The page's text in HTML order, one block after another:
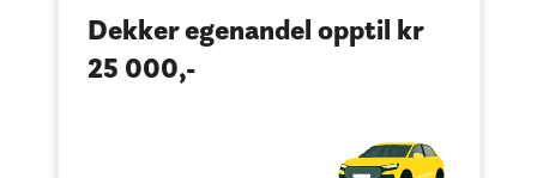
Dekker egenandel opptil kr
25 000,-